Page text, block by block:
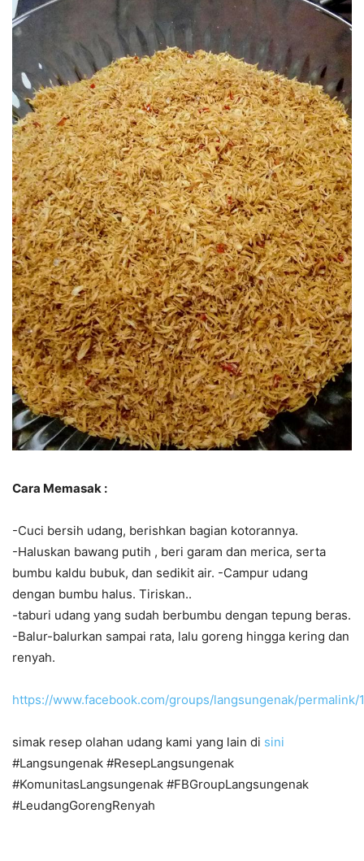
Cara Memasak :
-Cuci bersih udang, berishkan bagian kotorannya.
-Haluskan bawang putih , beri garam dan merica, serta
bumbu kaldu bubuk, dan sedikit air. -Campur udang
dengan bumbu halus. Tiriskan..
-taburi udang yang sudah berbumbu dengan tepung beras.
-Balur-balurkan sampai rata, lalu goreng hingga kering dan
renyah.
https://www.facebook.com/groups/langsungenak/
simak resep olahan udang kami yang lain di sini
#Langsungenak #ResepLangsungenak
#KomunitasLangsungenak #FBGroupLangsungenak
#LeudangGorengRenyah